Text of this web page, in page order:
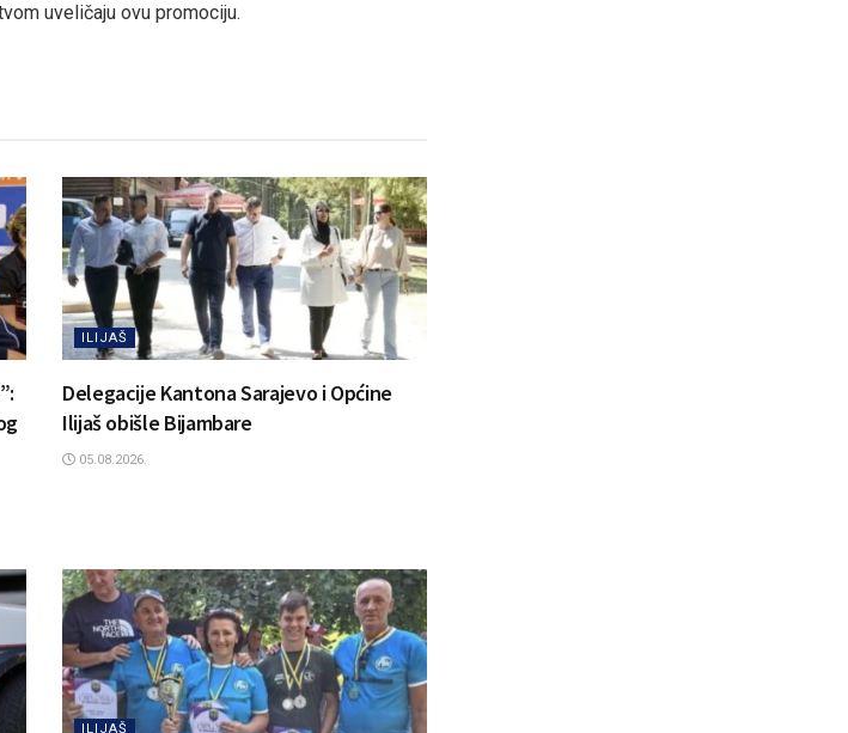
uveličaju ovu promociju.
ILIJAŠ
Delegacije Kantona Sarajevo i Općine
Ilijaš obišle Bijambare
05.08.2026.
ILIJAŠ